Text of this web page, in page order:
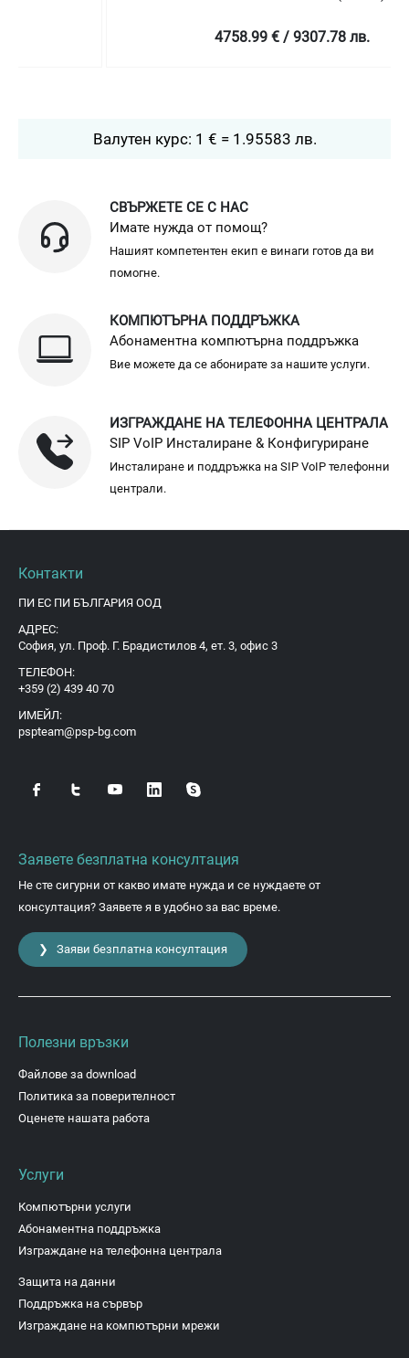
4758.99 € / 9307.78 лв.
Валутен курс: 1 € = 1.95583 лв.
СВЪРЖЕТЕ СЕ С НАС
Имате нужда от помощ?
Нашият компетентен екип е винаги готов да ви
помогне.
КОМПЮТЪРНА ПОДДРЪЖКА
Абонаментна компютърна поддръжка
Вие можете да се абонирате за нашите услуги.
ИЗГРАЖДАНЕ НА ТЕЛЕФОННА ЦЕНТРАЛА
SIP VoIP Инсталиране & Конфигуриране
Инсталиране и поддръжка на SIP VoIP телефонни
централи.
Контакти
ПИ ЕС ПИ БЪЛГАРИЯ ООД
АДРЕС:
София, ул. Проф. Г. Брадистилов 4, ет. 3, офис 3
ТЕЛЕФОН:
+359 (2) 439 40 70
ИМЕЙЛ:
pspteam@psp-bg.com
Заявете безплатна консултация
Не сте сигурни от какво имате нужда и се нуждаете от
консултация? Заявете я в удобно за вас време.
❯ Заяви безплатна консултация
Полезни връзки
Файлове за download
Политика за поверителност
Оценете нашата работа
Услуги
Компютърни услуги
Абонаментна поддръжка
Изграждане на телефонна централа
Защита на данни
Поддръжка на сървър
Изграждане на компютърни мрежи